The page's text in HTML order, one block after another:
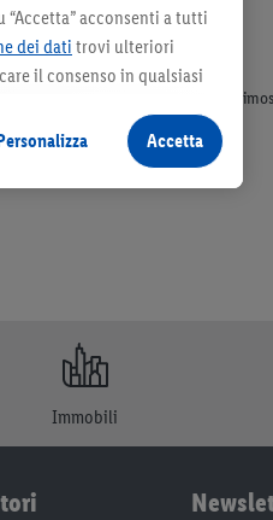
parte dell’assortimento. Ill.
Immobili
acconsenti a tutti
dei dati trovi ulteriori
il consenso in qualsiasi
Accetta